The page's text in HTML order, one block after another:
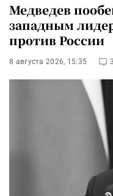
Медведев
западным
против России
8 августа 2026, 15:35